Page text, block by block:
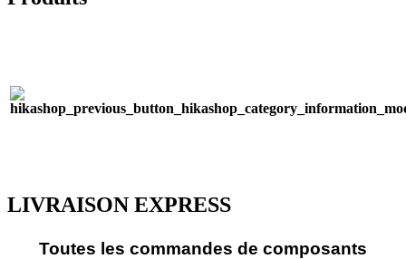
LIVRAISON EXPRESS
Toutes les commandes de composants